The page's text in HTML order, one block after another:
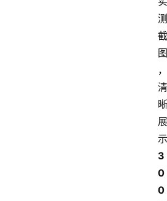
测
截
图
，
清
晰
展
示
3
0
0